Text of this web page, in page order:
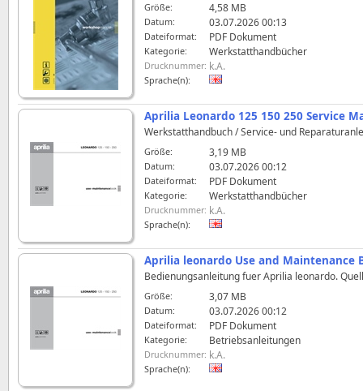
Größe: 4,58 MB
Datum: 03.07.2026 00:13
Dateiformat: PDF Dokument
Kategorie: Werkstatthandbücher
Drucknummer: k.A.
Sprache(n):
Aprilia Leonardo 125 150 250 Service
Werkstatthandbuch / Service- und
Größe: 3,19 MB
Datum: 03.07.2026 00:12
Dateiformat: PDF Dokument
Kategorie: Werkstatthandbücher
Drucknummer: k.A.
Sprache(n):
Aprilia leonardo Use and Maintenance
Bedienungsanleitung fuer Aprilia leonardo.
Größe: 3,07 MB
Datum: 03.07.2026 00:12
Dateiformat: PDF Dokument
Kategorie: Betriebsanleitungen
Drucknummer: k.A.
Sprache(n):